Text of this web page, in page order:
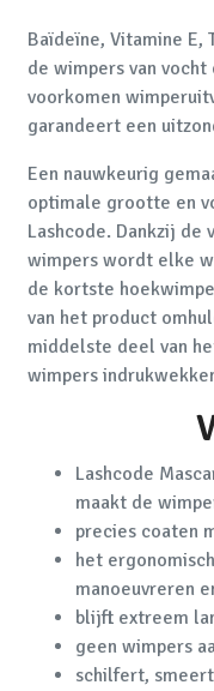
Baïdeïne, Vitamine E,
de wimpers van
voorkomen
garandeert een
Een nauwkeurig
optimale grootte en
Lashcode. Dankzij de
wimpers wordt elke
de kortste
van het product
middelste deel van
wimpers
Lashcode
maakt de
precies coaten
het
manoeuvreren
blijft extreem
geen wimpers
schilfert,